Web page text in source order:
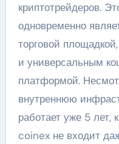
криптотрейдеров.
одновременно
торговой
и универсальным
платформой.
внутреннюю
работает уже 5
coinex не входит